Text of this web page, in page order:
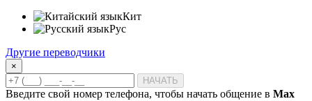
Кит
Рус
Другие переводчики
×
НАЧАТЬ
Введите свой номер телефона, чтобы начать общение в Max